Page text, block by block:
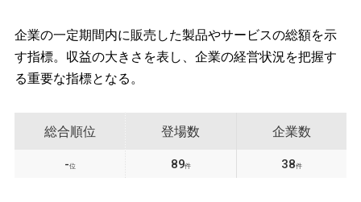
企業の一定期間内に販売した製品やサービスの総額を示
す指標。収益の大きさを表し、企業の経営状況を把握す
る重要な指標となる。
総合順位
-位
登場数
89件
企業数
38件